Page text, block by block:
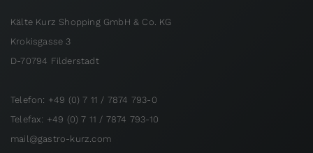
Kälte Kurz Shopping GmbH & Co. KG
Krokisgasse 3
D-70794 Filderstadt
Telefon: +49 (0) 7 11 / 7874 793-0
Telefax: +49 (0) 7 11 / 7874 793-10
mail@gastro-kurz.com